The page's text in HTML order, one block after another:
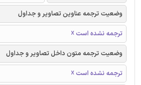
وضعیت ترجمه عناوین تصاویر و جداول
ترجمه نشده است ☓
وضعیت ترجمه متون داخل تصاویر و جداول
ترجمه نشده است ☓